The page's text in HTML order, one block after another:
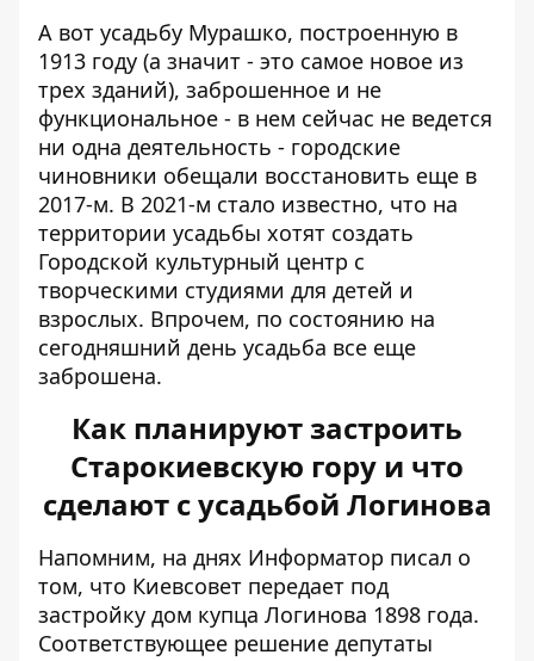
А вот усадьбу Мурашко, построенную в
1913 году (а значит - это самое новое из
трех зданий), заброшенное и не
функциональное - в нем сейчас не ведется
ни одна деятельность - городские
чиновники обещали восстановить еще в
2017-м. В 2021-м стало известно, что на
территории усадьбы хотят создать
Городской культурный центр с
творческими студиями для детей и
взрослых. Впрочем, по состоянию на
сегодняшний день усадьба все еще
заброшена.
Как планируют застроить
Старокиевскую гору и что
сделают с усадьбой Логинова
Напомним, на днях Информатор писал о
том, что Киевсовет передает под
застройку дом купца Логинова 1898 года.
Соответствующее решение депутаты